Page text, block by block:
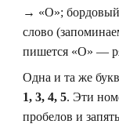
→ «О»; бордовый
слово
пишется «О» —
Одна и та же
1, 3, 4, 5. Эти
пробелов и